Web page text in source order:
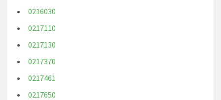
0216030
0217110
0217130
0217370
0217461
0217650